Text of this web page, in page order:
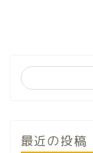
最近の投稿